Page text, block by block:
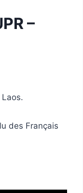
–
des Français